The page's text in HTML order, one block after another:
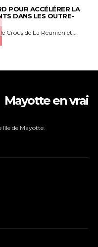
POUR ACCÉLÉRER LA
DANS LES OUTRE-
Crous de La Réunion et...